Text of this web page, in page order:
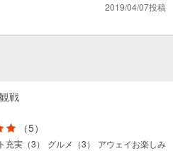
2019/04/07投稿
戦
（5）
充実（3） グルメ（3）
アウェイお楽しみ